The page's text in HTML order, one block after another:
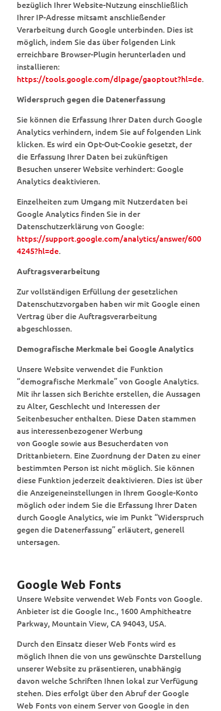
bezüglich Ihrer Website-Nutzung einschließlich
Ihrer IP-Adresse mitsamt anschließender
Verarbeitung durch Google unterbinden. Dies ist
möglich, indem Sie das über folgenden Link
erreichbare Browser-Plugin herunterladen und
installieren:
https://tools.google.com/dlpage/gaoptout?hl=de.
Widerspruch gegen die Datenerfassung
Sie können die Erfassung Ihrer Daten durch Google
Analytics verhindern, indem Sie auf folgenden Link
klicken. Es wird ein Opt-Out-Cookie gesetzt, der
die Erfassung Ihrer Daten bei zukünftigen
Besuchen unserer Website verhindert: Google
Analytics deaktivieren.
Einzelheiten zum Umgang mit Nutzerdaten bei
Google Analytics finden Sie in der
Datenschutzerklärung von Google:
https://support.google.com/analytics/answer/600
4245?hl=de.
Auftragsverarbeitung
Zur vollständigen Erfüllung der gesetzlichen
Datenschutzvorgaben haben wir mit Google einen
Vertrag über die Auftragsverarbeitung
abgeschlossen.
Demografische Merkmale bei Google Analytics
Unsere Website verwendet die Funktion
“demografische Merkmale” von Google Analytics.
Mit ihr lassen sich Berichte erstellen, die Aussagen
zu Alter, Geschlecht und Interessen der
Seitenbesucher enthalten. Diese Daten stammen
aus interessenbezogener Werbung
von Google sowie aus Besucherdaten von
Drittanbietern. Eine Zuordnung der Daten zu einer
bestimmten Person ist nicht möglich. Sie können
diese Funktion jederzeit deaktivieren. Dies ist über
die Anzeigeneinstellungen in Ihrem Google-Konto
möglich oder indem Sie die Erfassung Ihrer Daten
durch Google Analytics, wie im Punkt “Widerspruch
gegen die Datenerfassung” erläutert, generell
untersagen.
Google Web Fonts
Unsere Website verwendet Web Fonts von Google.
Anbieter ist die Google Inc., 1600 Amphitheatre
Parkway, Mountain View, CA 94043, USA.
Durch den Einsatz dieser Web Fonts wird es
möglich Ihnen die von uns gewünschte Darstellung
unserer Website zu präsentieren, unabhängig
davon welche Schriften Ihnen lokal zur Verfügung
stehen. Dies erfolgt über den Abruf der Google
Web Fonts von einem Server von Google in den